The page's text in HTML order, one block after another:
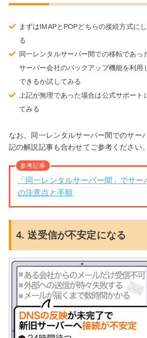
まずはIMAPとPOPどちらの接続方式に
る
同一レンタルサーバー間での移転であっ
サーバー会社のバックアップ機能を利用
できるか試してみる
上記が無理であった場合は公式サポート
てみる
なお、同一レンタルサーバー間でのサー
記の解説記事も合わせてご参考ください。
参考記事
「同一レンタルサーバー間」でサ
の注意点と手順
4. 送受信が不安定になる